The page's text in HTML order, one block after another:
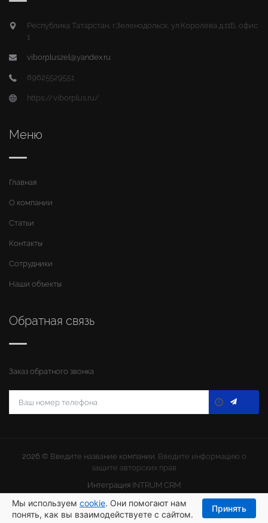
Мы используем cookie. Они помогают нам
понять, как вы взаимодействуете с сайтом.
Принять
Республика Татарстан, г.Зеленодольск, ул.Королева д.11Б, офис
1
viborpluszel@yandex.ru
89625529551
https://viborplus.ru/
Меню
Главная
О компании
Статьи
Контакты
Сотрудники
Наши объекты
Обратная связь
Заказ обратного звонка
2026 © Введите название компании. Введите информацию о
защите авторских прав
Интеграция INTRUM CRM